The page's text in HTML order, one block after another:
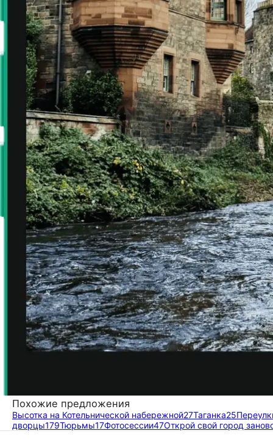
Похожие предложения
Высотка на Котельнической набережной27Таганка25
дворцы179Тюрьмы17Фотосессии47Открой свой город